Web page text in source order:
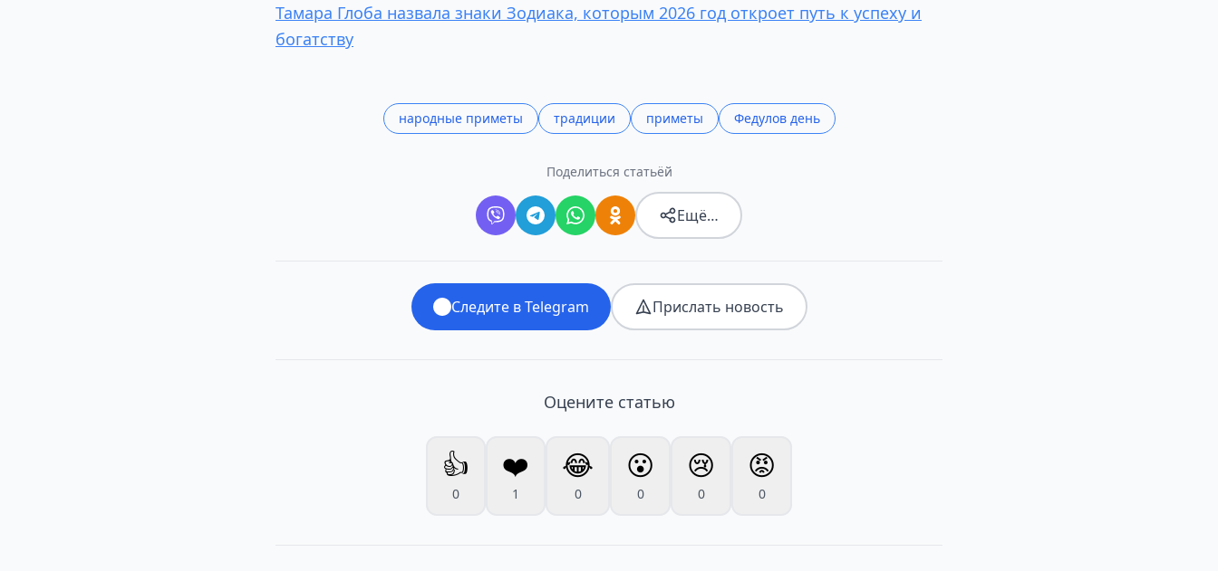
Тамара Глоба назвала знаки Зодиака, которым 2026 год откроет путь к успеху и
богатству
народные приметы традиции приметы Федулов день
Поделиться статьёй
Ещё…
Следите в Telegram Прислать новость
Оцените статью
👍
0
❤️
1
😂
0
😮
0
😢
0
😡
0